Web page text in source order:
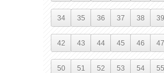
34 35 36 37 38 39
42 43 44 45 46 47
50 51 52 53 54 55